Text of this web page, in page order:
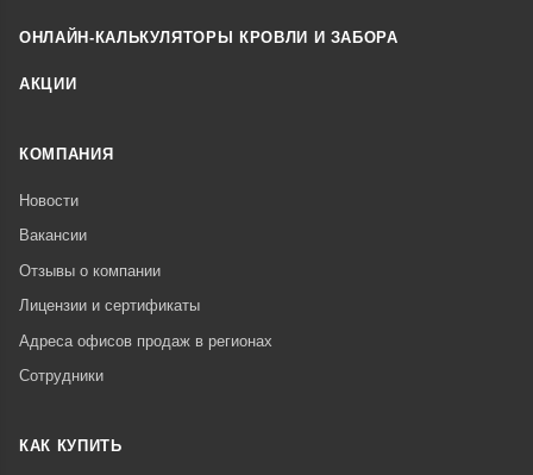
ОНЛАЙН-КАЛЬКУЛЯТОРЫ КРОВЛИ И ЗАБОРА
АКЦИИ
КОМПАНИЯ
Новости
Вакансии
Отзывы о компании
Лицензии и сертификаты
Адреса офисов продаж в регионах
Сотрудники
КАК КУПИТЬ